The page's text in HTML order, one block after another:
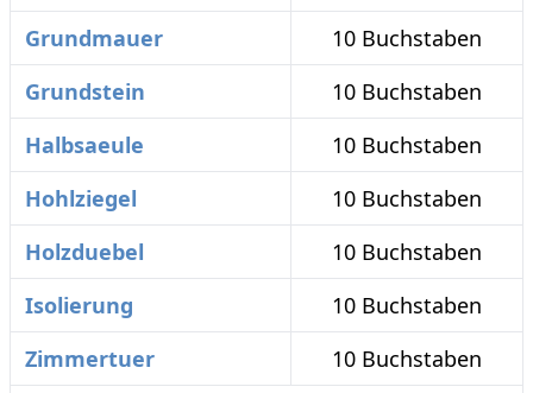
Grundmauer
10 Buchstaben
Grundstein
10 Buchstaben
Halbsaeule
10 Buchstaben
Hohlziegel
10 Buchstaben
Holzduebel
10 Buchstaben
Isolierung
10 Buchstaben
Zimmertuer
10 Buchstaben